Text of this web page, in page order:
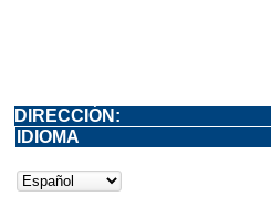
DIRECCIÓN:
IDIOMA